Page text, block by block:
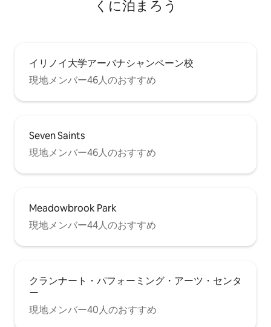
くに泊まろう
イリノイ大学アーバナシャンペーン校
現地メンバー46人のおすすめ
Seven Saints
現地メンバー46人のおすすめ
Meadowbrook Park
現地メンバー44人のおすすめ
クランナート・パフォーミング・アーツ・センタ
ー
現地メンバー40人のおすすめ